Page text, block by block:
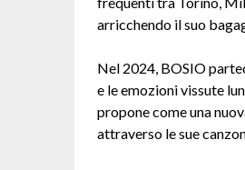
arricchendo il suo
Nel 2024, BOSIO
e le emozioni vissute
propone come una
attraverso le sue